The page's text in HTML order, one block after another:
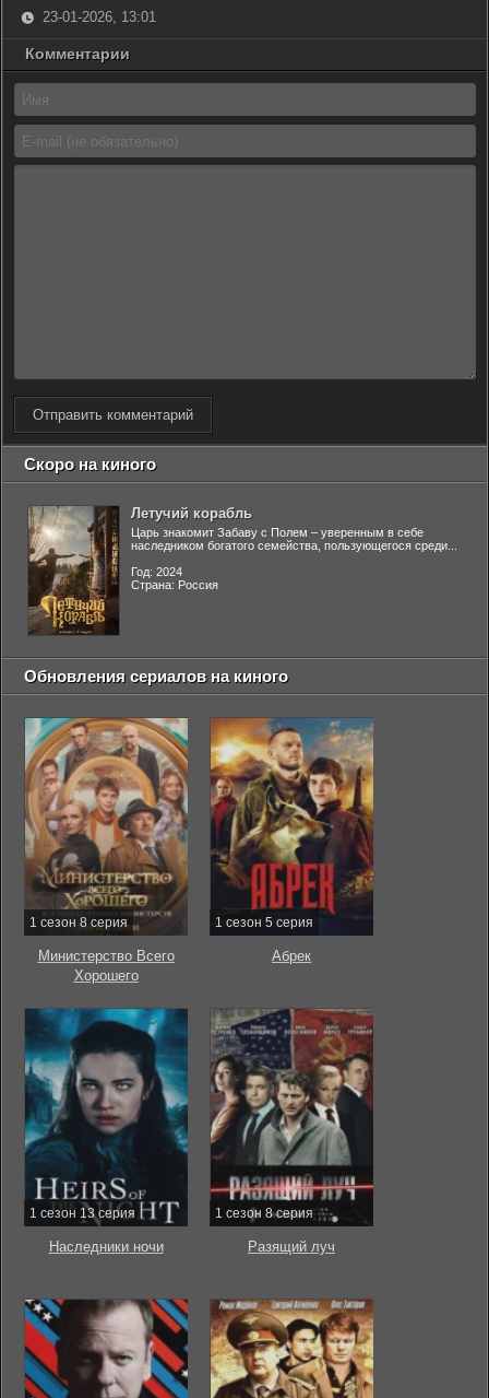
23-01-2026, 13:01
Комментарии
Отправить комментарий
Скоро на киного
Летучий корабль
Царь знакомит Забаву с Полем – уверенным в себе
наследником богатого семейства, пользующегося среди...
Год: 2024
Страна: Россия
Обновления сериалов на киного
1 сезон 8 серия
Министерство Всего
Хорошего
1 сезон 5 серия
Абрек
1 сезон 13 серия
Наследники ночи
1 сезон 8 серия
Разящий луч